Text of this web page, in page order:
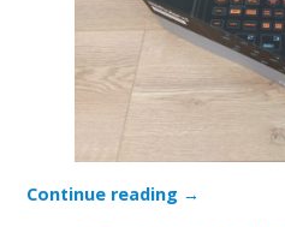
Continue reading →